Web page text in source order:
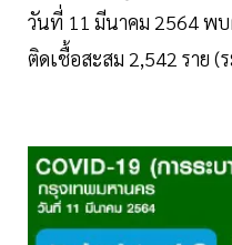
วันที่ 11 มีนาคม 2564 พบ
ติดเชื้อสะสม 2,542 ราย (